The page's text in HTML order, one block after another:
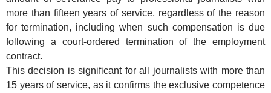
more than fifteen years of service, regardless of the reason
for termination, including when such compensation is due
following a court-ordered termination of the employment
contract.
This decision is significant for all journalists with more than
15 years of service, as it confirms the exclusive competence